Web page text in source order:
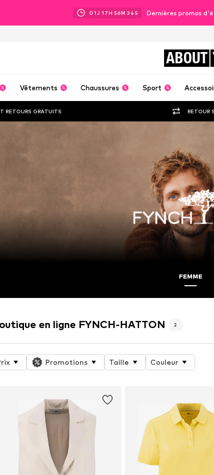
01J 17H 56M 33 S Dernières promos
ABOUT
Vêtements Chaussures Sport
RETOURS GRATUITS RETOUR
FEMME
en ligne FYNCH-HATTON 2
Promotions Taille Couleur